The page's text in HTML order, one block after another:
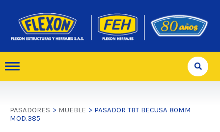
PASADORES > MUEBLE > PASADOR TBT BECUSA 80MM
MOD.385